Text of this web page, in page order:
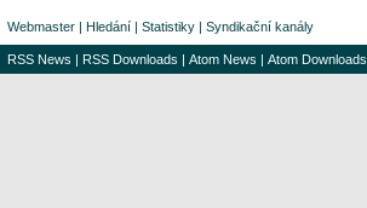
Webmaster | Hledání | Statistiky | Syndikační kanály
RSS News | RSS Downloads | Atom News | Atom Downloads